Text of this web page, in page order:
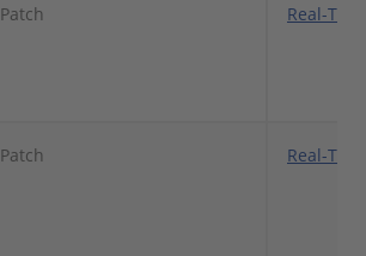
Patch Real-
Patch Real-